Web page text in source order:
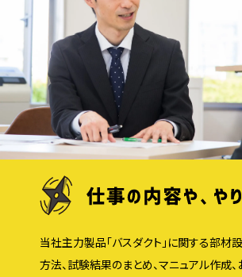
当社主力製品「バスダクト」に関する部材
方法、試験結果のまとめ、マニュアル作成